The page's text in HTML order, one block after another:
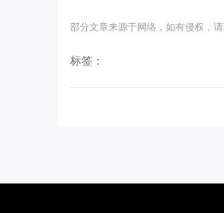
部分文章来源于网络，如有侵权，
标签：